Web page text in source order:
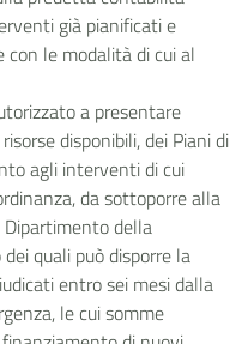
già pianificati e
le modalità di cui al
a presentare
disponibili, dei Piani di
agli interventi di cui
da sottoporre alla
della
quali può disporre la
entro sei mesi dalla
le cui somme